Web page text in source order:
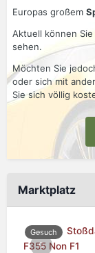
Europas großem
Aktuell können
sehen.
Möchten Sie
oder sich mit
Sie sich völlig
Marktplatz
0
Gesuch
F355 Non F1